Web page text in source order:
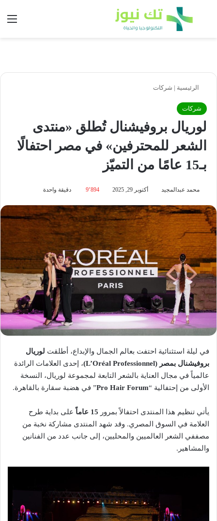
بحث عن
الرئيسية | شركات
شركات
لوريال بروفيشنال تُطلق «منتدى
الشعر للمحترفين» في مصر احتفالًا
بـ15 عامًا من التميّز
محمد عبدالمجيد أكتوبر 29, 2025 9٬894 دقيقة واحدة
في ليلة استثنائية احتفت بعالم الجمال والإبداع، أطلقت لوريال
بروفيشنال بمصر (L’Oréal Professionnel)
، إحدى العلامات الرائدة
عالمياً في مجال العناية بالشعر التابعة لمجموعة لوريال، النسخة
الأولى من إحتفالية “Pro Hair Forum” في هضبة سقارة بالقاهرة.
يأتي تنظيم هذا المنتدى احتفالاً بمرور 15 عاماً
على بداية طرح
العلامة في السوق المصري. وقد شهد المنتدى مشاركة نخبة من
مصففي الشعر العالميين والمحليين، إلى جانب عدد من الفنانين
والمشاهير.